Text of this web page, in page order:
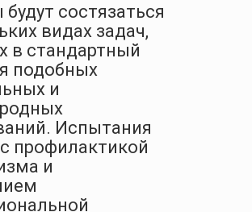
состязаться
видах задач,
в стандартный
подобных
и
Испытания
профилактикой
и